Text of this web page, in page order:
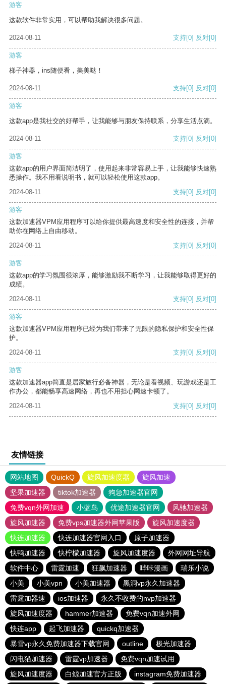
游客
这款软件非常实用，可以帮助我解决很多问题。
2024-08-11 支持[0] 反对[0]
游客
梯子神器，ins随便看，美美哒！
2024-08-11 支持[0] 反对[0]
游客
这款app是我社交的好帮手，让我能够与朋友保持联系，分享生活点滴。
2024-08-11 支持[0] 反对[0]
游客
这款app的用户界面简洁明了，使用起来非常容易上手，让我能够快速熟
悉操作。我不用看说明书，就可以轻松使用这款app。
2024-08-11
支持[0] 反对[0]
游客
这款加速器VPM应用程序可以给你提供最高速度和安全性的连接，并帮
助你在网络上自由移动。
2024-08-11
支持[0] 反对[0]
游客
这款app的学习氛围很浓厚，能够激励我不断学习，让我能够取得更好的
成绩。
2024-08-11
支持[0] 反对[0]
游客
这款加速器VPM应用程序已经为我们带来了无限的隐私保护和安全性保
护。
2024-08-11
支持[0] 反对[0]
游客
这款加速器app简直是居家旅行必备神器，无论是看视频、玩游戏还是工
作办公，都能畅享高速网络，再也不用担心网速卡顿了。
2024-08-11
支持[0] 反对[0]
友情链接
网站地图 QuickQ 旋风加速度器
旋风加速
坚果加速器
tiktok加速器
狗急加速器官网
免费vqn外网加速
小蓝鸟 优途加速器官网
风驰加速器
旋风加速器
免费vps加速器外网苹果版
旋风加速度器
快连加速器
快连加速器官网入口
原子加速器
快鸭加速器
快柠檬加速器 旋风加速度器
外网网址导航
软件中心
雷霆加速 狂飙加速器 哔咔漫画
瑞乐小说
小美
小美vpn 小美加速器
黑洞vp永久加速器
雷霆加器速
ios加速器
永久不收费的nvp加速器
旋风加速度器
hammer加速器
免费vqn加速外网
快连app
起飞加速器
quickq加速器
暴雪vp永久免费加速器下载官网
outline
极光加速器
闪电猫加速器
雷霆vp加速器
免费vqn加速试用
旋风加速度器
白鲸加速官方正版 instagram免费加速器